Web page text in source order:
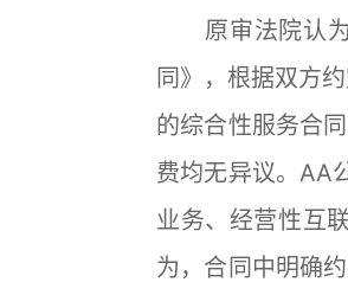
原审法院认为
同》，根据双方
的综合性服务合
费均无异议。AA
业务、经营性互
为，合同中明确